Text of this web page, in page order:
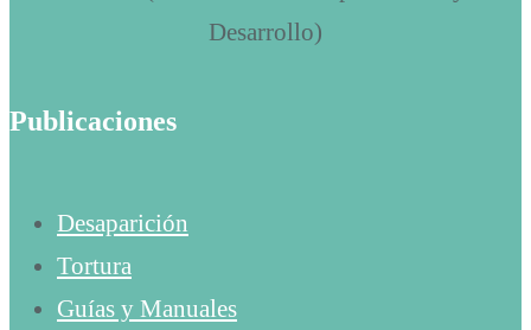
Publicaciones
Desaparición
Tortura
Guías y Manuales